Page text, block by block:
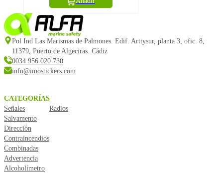
Pol Ind Las Marismas de Palmones. Edif. Arttysur, planta 3, ofic. 8,
11379, Puerto de Algeciras. Cádiz
0034 956 020 730
info@imostickers.com
CATEGORÍAS
Señales
Salvamento
Dirección
Contraincendios
Combinadas
Advertencia
Alcoholímetro
Radios